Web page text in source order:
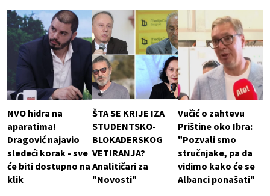
NVO hidra na
aparatima!
Dragović najavio
sledeći korak - sve
će biti dostupno na
klik
ŠTA SE KRIJE IZA
STUDENTSKO-
BLOKADERSKOG
VETIRANJA?
Analitičari za
"Novosti"
Vučić o zahtevu
Prištine oko Ibra:
"Pozvali smo
stručnjake, pa da
vidimo kako će se
Albanci ponašati"